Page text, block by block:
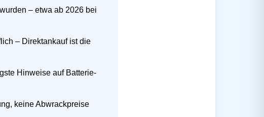
– etwa ab 2026 bei
– Direktankauf ist die
Hinweise auf Batterie-
keine Abwrackpreise